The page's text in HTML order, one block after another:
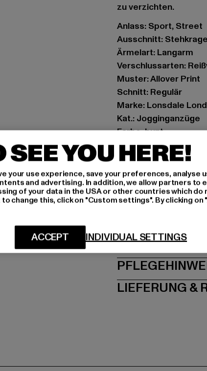
zu verzichten.
Anlass: Sport, Street
Ausschnitt:
Ärmelart: Langarm
Verschlussarten:
Muster: Allover Print
Schnitt: Regulär
Marke: Lonsdale
Kat.: Jogginganzüge
Farbe: bunt
Hersteller Farbe:
Art.Nr: LL117573-
Hersteller: Punch
GRÖSSE
LIEFERUNG &
SEE YOU HERE!
your use experience, save your preferences, analyse
and advertising. In addition, we allow partners to
of your data in the USA or other countries which do
change this, click on "Custom settings". By clicking
INDIVIDUAL SETTINGS
ACCEPT